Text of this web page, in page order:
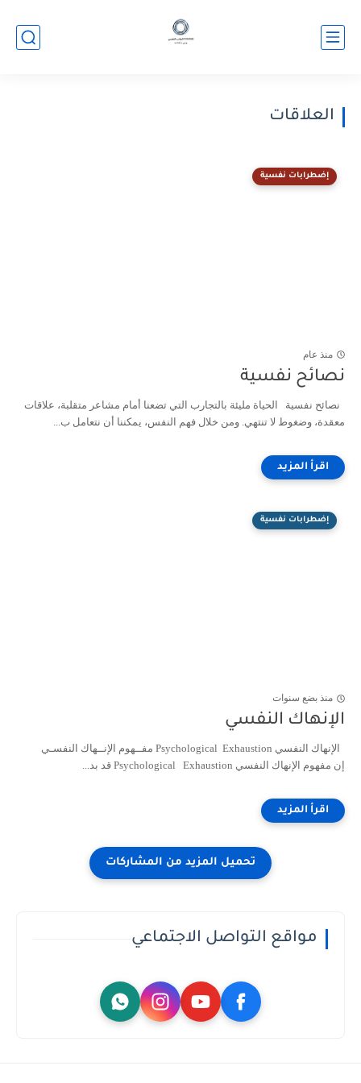
العلاقات
إضطرابات نفسية
منذ عام
نصائح نفسية
نصائح نفسية الحياة مليئة بالتجارب التي تضعنا أمام مشاعر متقلبة، علاقات
معقدة، وضغوط لا تنتهي. ومن خلال فهم النفس، يمكننا أن نتعامل ب...
إضطرابات نفسية
منذ بضع سنوات
الإنهاك النفسي
الإنهاك النفسي Psychological Exhaustion مفــهوم الإنــهاك النفسـي
إن مفهوم الإنهاك النفسي Psychological Exhaustion قد بد...
مواقع التواصل الاجتماعي